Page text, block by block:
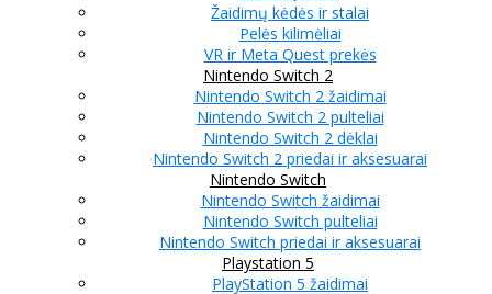
Žaidimų kėdės ir stalai
Pelės kilimėliai
VR ir Meta Quest prekės
Nintendo Switch 2
Nintendo Switch 2 žaidimai
Nintendo Switch 2 pulteliai
Nintendo Switch 2 dėklai
Nintendo Switch 2 priedai ir aksesuarai
Nintendo Switch
Nintendo Switch žaidimai
Nintendo Switch pulteliai
Nintendo Switch priedai ir aksesuarai
Playstation 5
PlayStation 5 žaidimai